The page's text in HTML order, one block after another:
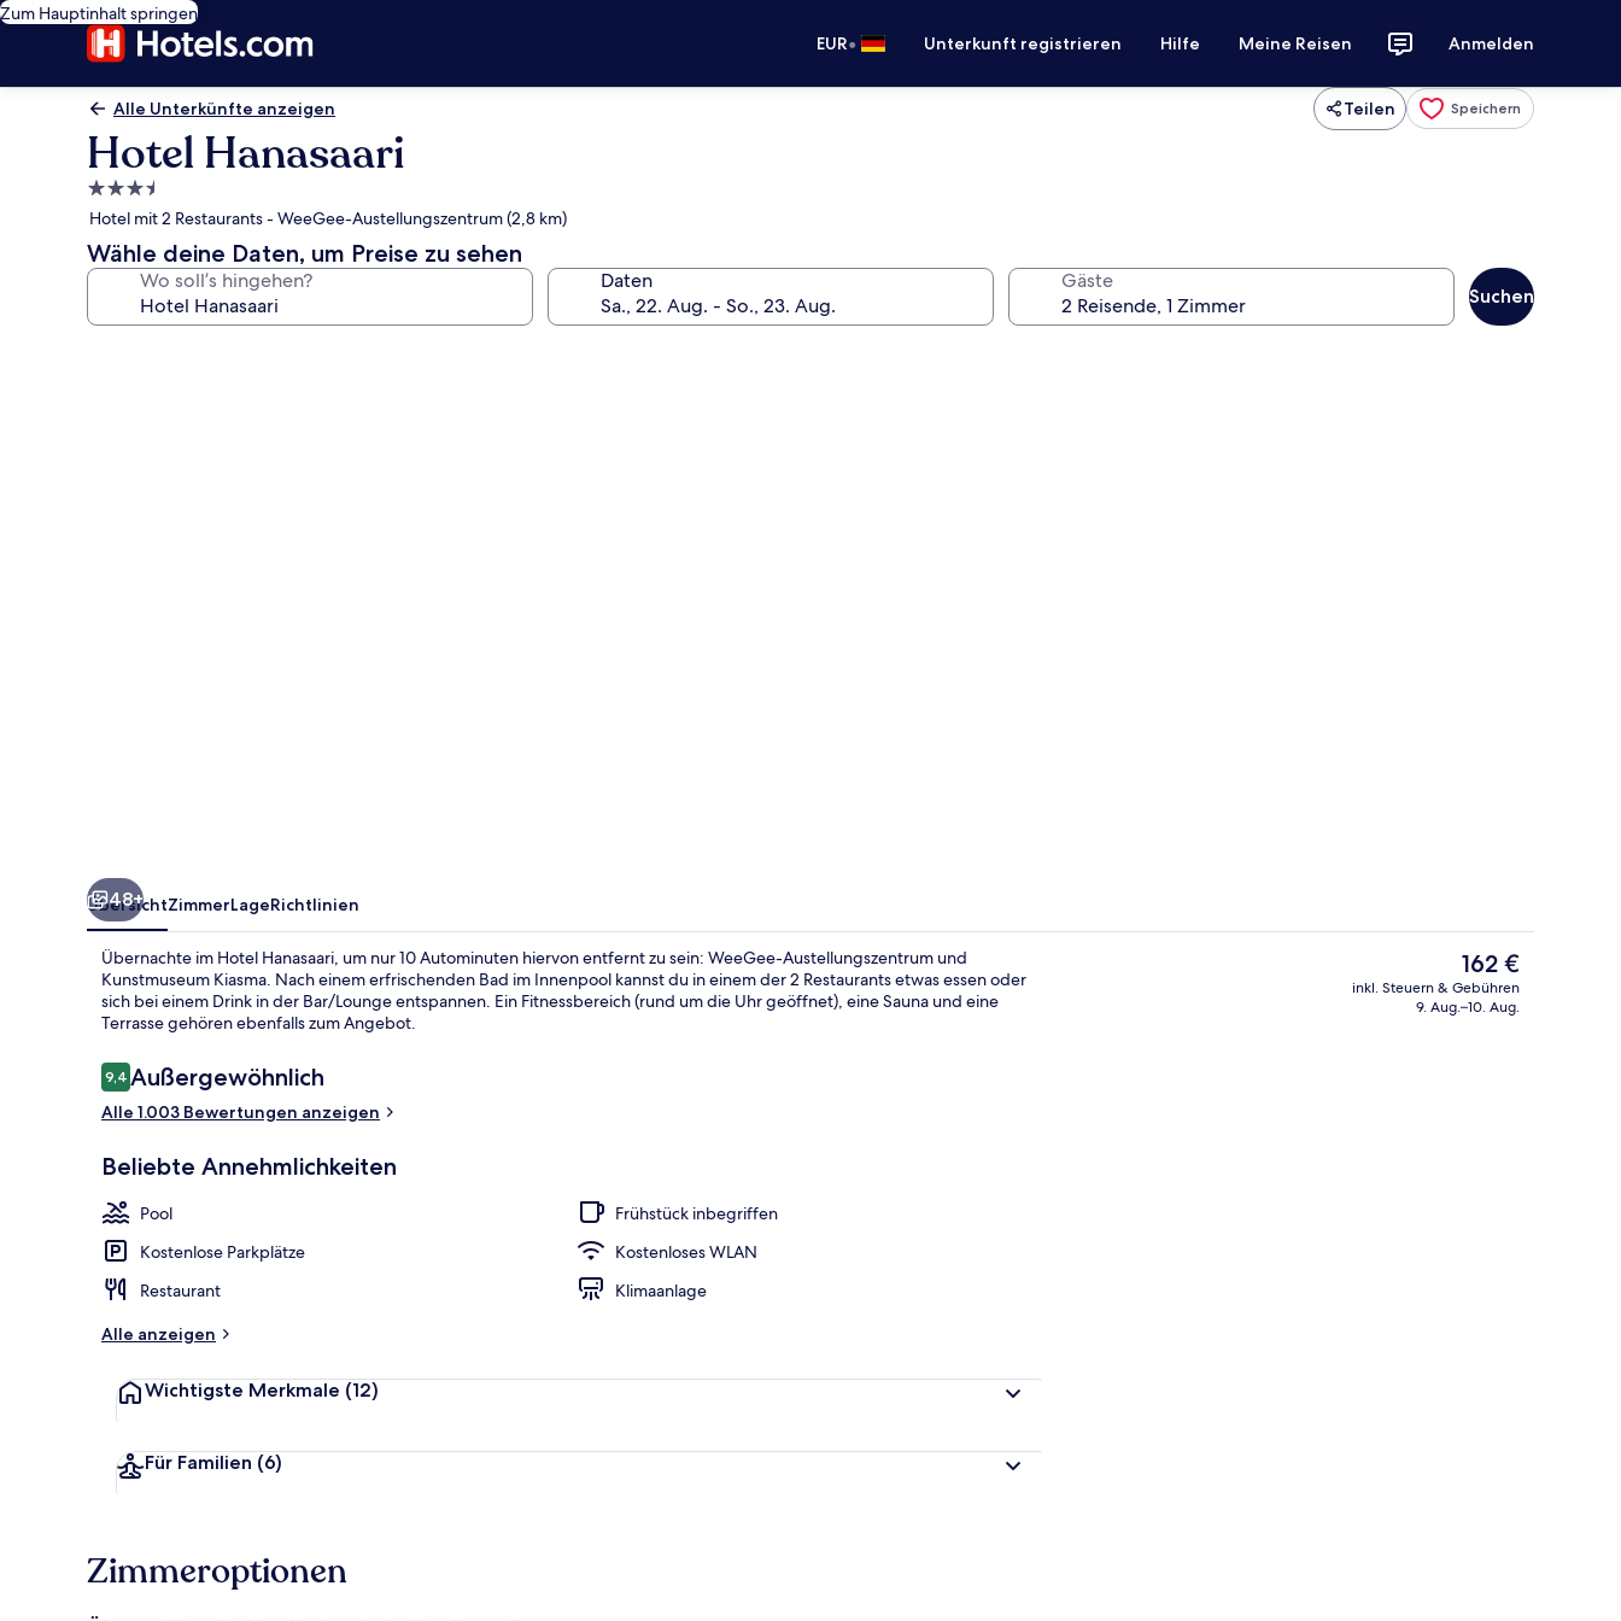
Zum Hauptinhalt springen
EUR• Unterkunft registrieren Hilfe Meine Reisen Anmelden
Alle Unterkünfte anzeigen Teilen Speichern
Hotel Hanasaari
3.5-
Sterne-
Unterkunft
Hotel mit 2 Restaurants - WeeGee-Austellungszentrum (2,8 km)
Wähle deine Daten, um Preise zu sehen
Wo soll’s hingehen? Daten Gäste
Suchen
Terrasse/Patio
48+
ÜbersichtZimmerLageRichtlinien
Übernachte im Hotel Hanasaari, um nur 10 Autominuten hiervon entfernt zu sein: WeeGee-Austellungszentrum und
Kunstmuseum Kiasma. Nach einem erfrischenden Bad im Innenpool kannst du in einem der 2 Restaurants etwas essen oder
sich bei einem Drink in der Bar/Lounge entspannen. Ein Fitnessbereich (rund um die Uhr geöffnet), eine Sauna und eine
Terrasse gehören ebenfalls zum Angebot.
Bewertungen
9,49,4 von 10.
Außergewöhnlich
Alle 1.003 Bewertungen anzeigen
Beliebte Annehmlichkeiten
Pool
Frühstück inbegriffen
Kostenlose Parkplätze
Kostenloses WLAN
Restaurant
Klimaanlage
Alle anzeigen
Wichtigste Merkmale (12)
Für Familien (6)
Der
aktuelle
Preis
162 €
inkl. Steuern & Gebühren
9. Aug.–10. Aug.
Zimmeroptionen